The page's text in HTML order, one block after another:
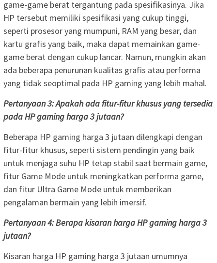
game-game berat tergantung pada spesifikasinya. Jika
HP tersebut memiliki spesifikasi yang cukup tinggi,
seperti prosesor yang mumpuni, RAM yang besar, dan
kartu grafis yang baik, maka dapat memainkan game-
game berat dengan cukup lancar. Namun, mungkin akan
ada beberapa penurunan kualitas grafis atau performa
yang tidak seoptimal pada HP gaming yang lebih mahal.
Pertanyaan 3: Apakah ada fitur-fitur khusus yang tersedia
pada HP gaming harga 3 jutaan?
Beberapa HP gaming harga 3 jutaan dilengkapi dengan
fitur-fitur khusus, seperti sistem pendingin yang baik
untuk menjaga suhu HP tetap stabil saat bermain game,
fitur Game Mode untuk meningkatkan performa game,
dan fitur Ultra Game Mode untuk memberikan
pengalaman bermain yang lebih imersif.
Pertanyaan 4: Berapa kisaran harga HP gaming harga 3
jutaan?
Kisaran harga HP gaming harga 3 jutaan umumnya